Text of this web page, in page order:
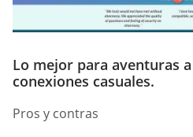
Lo mejor para aventuras
conexiones casuales.
Pros y contras